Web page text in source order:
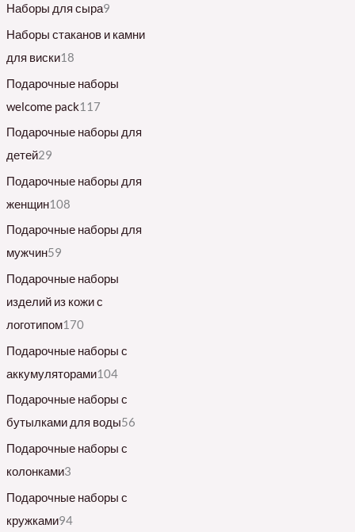
Наборы для сыра9
Наборы стаканов и камни
для виски18
Подарочные наборы
welcome pack117
Подарочные наборы для
детей29
Подарочные наборы для
женщин108
Подарочные наборы для
мужчин59
Подарочные наборы
изделий из кожи с
логотипом170
Подарочные наборы с
аккумуляторами104
Подарочные наборы с
бутылками для воды56
Подарочные наборы с
колонками3
Подарочные наборы с
кружками94